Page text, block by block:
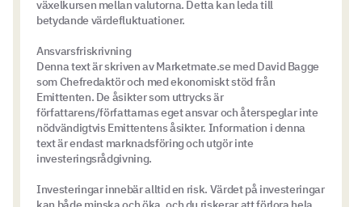
växelkursen mellan valutorna. Detta kan leda till
betydande värdefluktuationer.
Ansvarsfriskrivning
Denna text är skriven av Marketmate.se med David Bagge
som Chefredaktör och med ekonomiskt stöd från
Emittenten. De åsikter som uttrycks är
författarens/författarnas eget ansvar och återspeglar inte
nödvändigtvis Emittentens åsikter. Information i denna
text är endast marknadsföring och utgör inte
investeringsrådgivning.
Investeringar innebär alltid en risk. Värdet på investeringar